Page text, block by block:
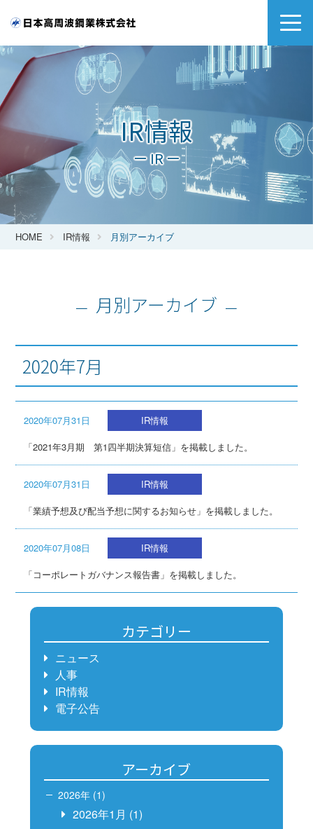
IR情報
ー IR ー
HOME IR情報 月別アーカイブ
月別アーカイブ
2020年7月
2020年07月31日
IR情報
「2021年3月期 第1四半期決算短信」を掲載しました。
2020年07月31日
IR情報
「業績予想及び配当予想に関するお知らせ」を掲載しました。
2020年07月08日
IR情報
「コーポレートガバナンス報告書」を掲載しました。
カテゴリー
ニュース
人事
IR情報
電子公告
アーカイブ
2026年 (1)
2026年1月 (1)